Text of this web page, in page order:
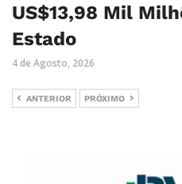
US$13,98 Mil
Estado
4 de Agosto, 2026
ANTERIOR PRÓXIMO